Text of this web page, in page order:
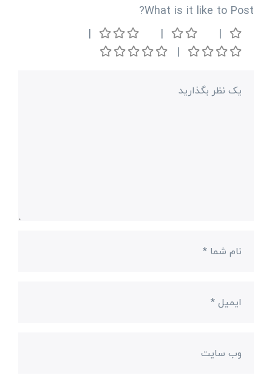
What is it like to Post?